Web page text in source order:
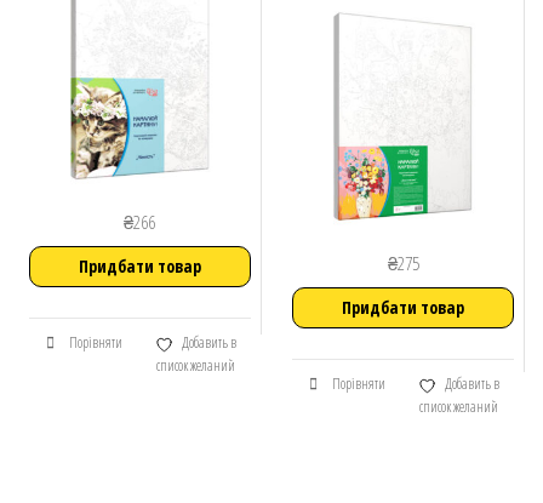
₴266
Придбати товар
Порівняти
Добавить в
список желаний
₴275
Придбати товар
Порівняти
Добавить в
список желаний